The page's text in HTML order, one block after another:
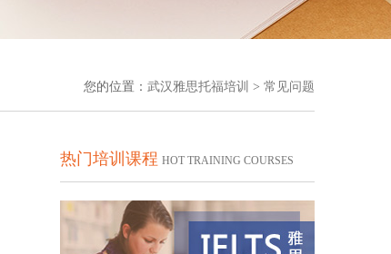
您的位置： 武汉雅思托福培训 > 常见问题
热门培训课程 HOT TRAINING COURSES